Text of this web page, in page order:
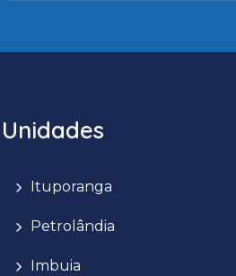
Unidades
Ituporanga
Petrolândia
Imbuia